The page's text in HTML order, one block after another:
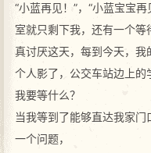
“小蓝再见！”，“小蓝宝宝
室就只剩下我，还有一个等
真讨厌这天，每到今天，
个人影了，公交车站边上的
我要等什么？
当我等到了能够直达我家
一个问题，